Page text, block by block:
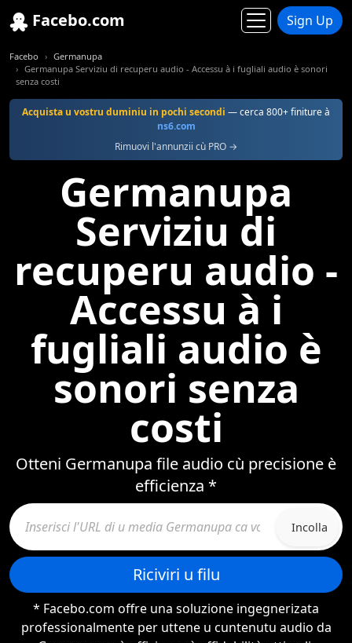
Facebo.com Sign Up
Facebo
Germanupa
Germanupa Serviziu di recuperu audio - Accessu à i fugliali audio è sonori
senza costi
Acquista u vostru duminiu in pochi secondi — cerca 800+ finiture à
ns6.com
Rimuovi l'annunzii cù PRO →
Germanupa
Serviziu di
recuperu audio -
Accessu à i
fugliali audio è
sonori senza
costi
Otteni Germanupa file audio cù precisione è
efficienza *
Incolla
Riciviri u filu
* Facebo.com offre una soluzione ingegnerizata
professionalmente per uttene u cuntenutu audio da